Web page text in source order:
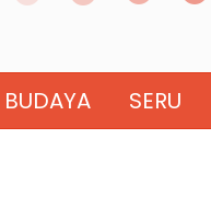
BUDAYA SERU